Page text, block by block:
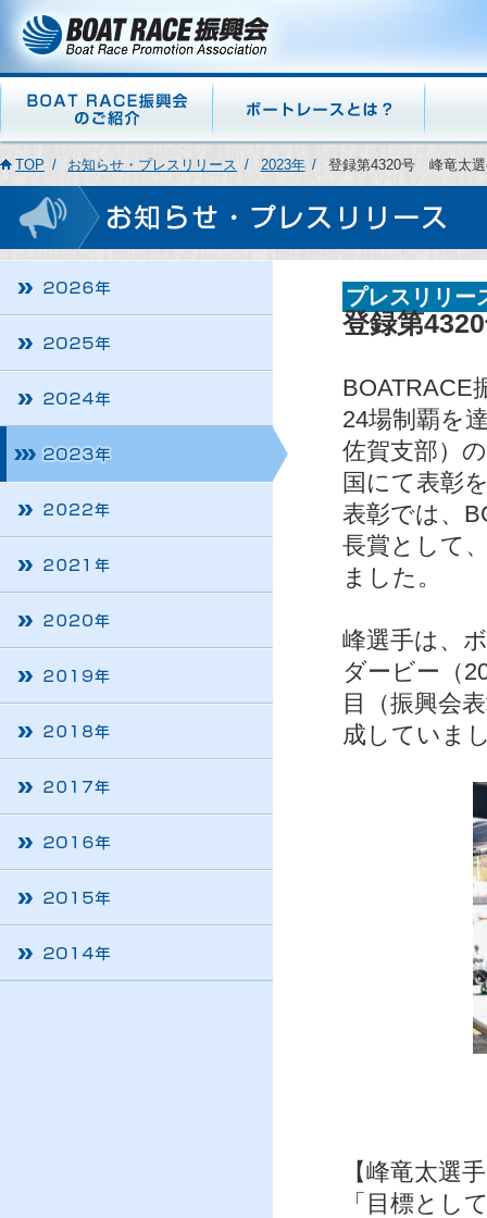
TOP お知らせ・プレスリリース 2023年 登録第4320号 峰竜太選
プレスリリー
登録第
BOATRACE
24場制覇を
佐賀支部）
国にて表彰
表彰では、
長賞として
ました。
峰選手は、
ダービー（
目（振興会
成していま
【峰竜太選
「目標とし